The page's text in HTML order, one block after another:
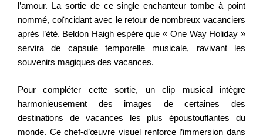
l’amour. La sortie de ce single enchanteur tombe à point
nommé, coïncidant avec le retour de nombreux vacanciers
après l’été. Beldon Haigh espère que « One Way Holiday »
servira de capsule temporelle musicale, ravivant les
souvenirs magiques des vacances.
Pour compléter cette sortie, un clip musical intègre
harmonieusement des images de certaines des
destinations de vacances les plus époustouflantes du
monde. Ce chef-d’œuvre visuel renforce l’immersion dans